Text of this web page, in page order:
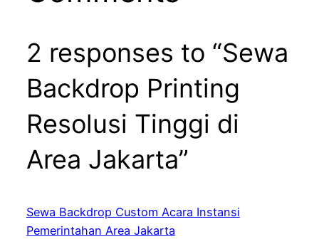
2 responses to “Sewa
Backdrop Printing
Resolusi Tinggi di
Area Jakarta”
Sewa Backdrop Custom Acara Instansi
Pemerintahan Area Jakarta